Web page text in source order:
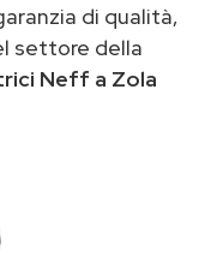
di qualità,
settore della
Neff a Zola